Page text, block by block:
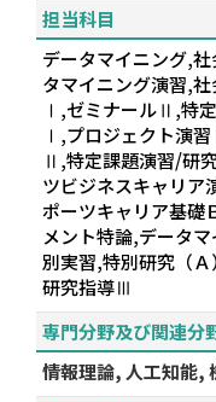
担当科目
データマイニング,
タマイニング演習,
Ⅰ,ゼミナールⅡ,特
Ⅰ,プロジェクト演
Ⅱ,特定課題演習/研
ツビジネスキャリア
ポーツキャリア基礎
メント特論,データ
別実習,特別研究（
研究指導Ⅲ
専門分野及び関連分
情報理論, 人工知能,